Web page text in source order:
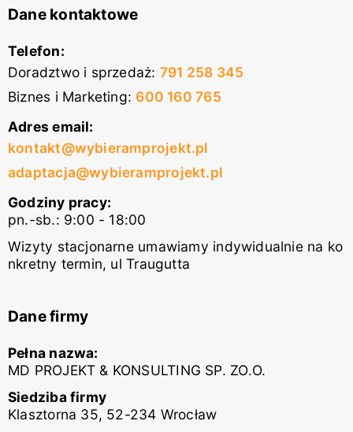
Dane kontaktowe
Telefon:
Doradztwo i sprzedaż: 791 258 345
Biznes i Marketing: 600 160 765
Adres email:
kontakt@wybieramprojekt.pl
adaptacja@wybieramprojekt.pl
Godziny pracy:
pn.-sb.: 9:00 - 18:00
Wizyty stacjonarne umawiamy indywidualnie na ko
nkretny termin, ul Traugutta
Dane firmy
Pełna nazwa:
MD PROJEKT & KONSULTING SP. ZO.O.
Siedziba firmy
Klasztorna 35, 52-234 Wrocław